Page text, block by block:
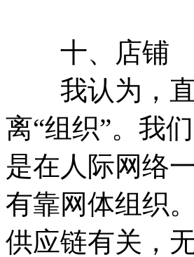
十、店铺
我认为，直
离“组织”。我
是在人际网络
有靠网体组织
供应链有关，